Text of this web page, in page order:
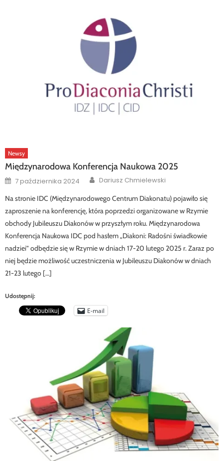
Newsy
Międzynarodowa Konferencja Naukowa 2025
Posted
on
7 października 2024 Author
Dariusz Chmielewski
Na stronie IDC (Międzynarodowego Centrum Diakonatu) pojawiło się
zaproszenie na konferencję, która poprzedzi organizowane w Rzymie
obchody Jubileuszu Diakonów w przyszłym roku. Międzynarodowa
Konferencja Naukowa IDC pod hasłem „Diakoni: Radośni świadkowie
nadziei” odbędzie się w Rzymie w dniach 17-20 lutego 2025 r. Zaraz po
niej będzie możliwość uczestniczenia w Jubileuszu Diakonów w dniach
21-23 lutego […]
Udostępnij:
E-mail